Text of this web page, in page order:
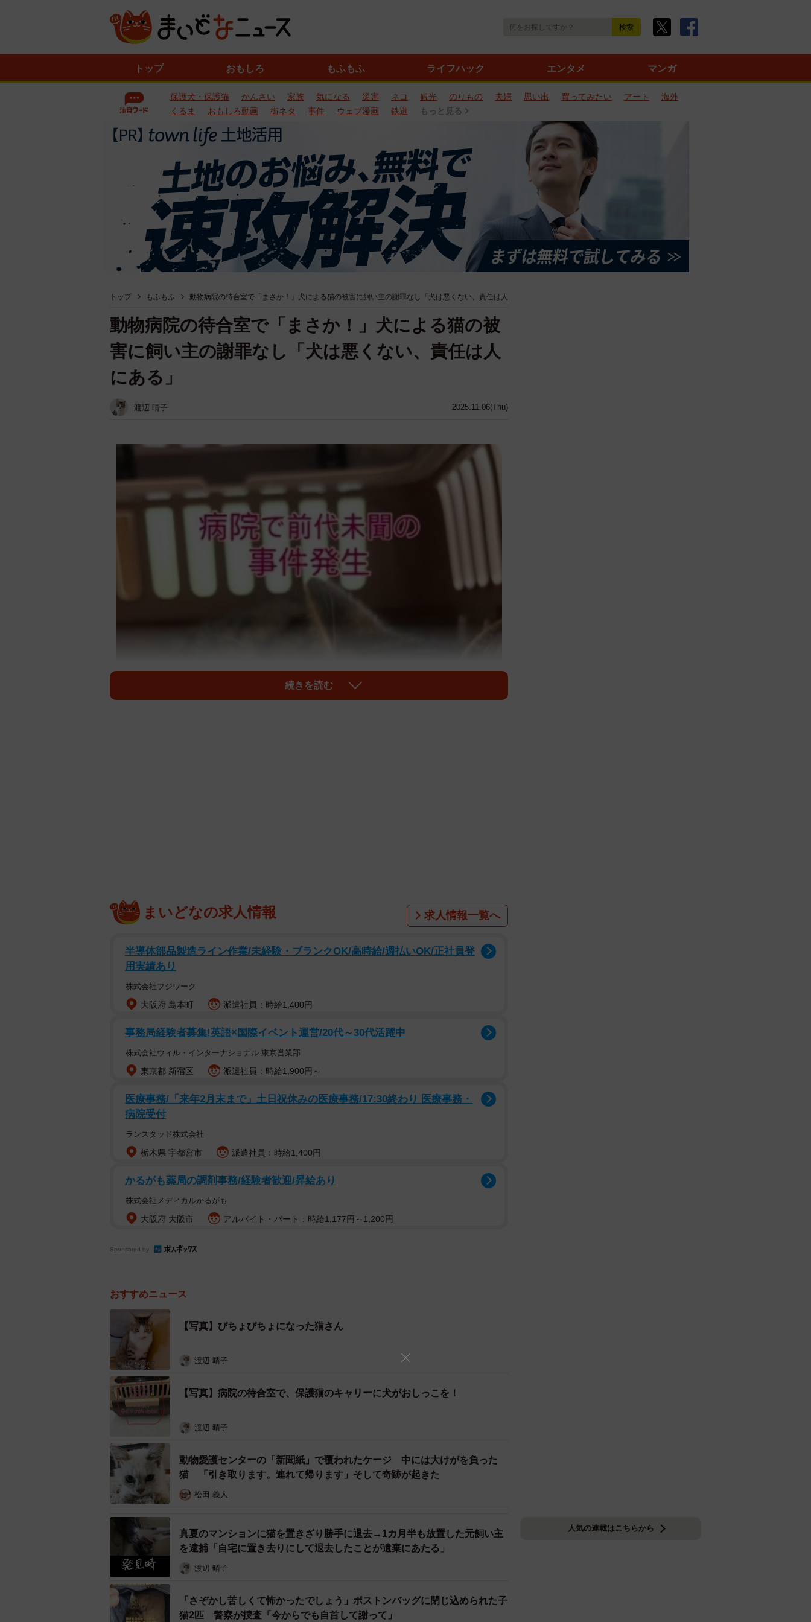
トップ おもしろ もふもふ ライフハック エンタメ マンガ
保護犬・保護猫 かんさい 家族 気になる 災害 ネコ 観光 のりもの 夫婦 思い出 買ってみたい アート
海外
くるま
おもしろ動画 街ネタ 事件 ウェブ漫画 鉄道 もっと見る
トップ もふもふ 動物病院の待合室で「まさか！」犬による猫の被害に飼い主の謝罪なし「犬は悪くない、責任は人
2025.11.06(Thu)
動物病院の待合室で「まさか！」犬による猫の被
害に飼い主の謝罪なし「犬は悪くない、責任は人
にある」
渡辺 晴子
病院で前代未聞の”事件”発生（ハッピー アニマルクラブさん提供、Instagramよりキャプチャ撮影）
岩手県で犬猫の保護活動を続ける「ハッピー アニマルクラブ」（@happy.animal.club）が
病院の猫専用待合室で、見知らぬ高齢者が連れていた犬がキャリーに放尿。穴から中まで尿
が入り、キャリー内の保護猫リオくんが背中までびしょ濡れになったという。投稿主に詳し
く聞いた。
11時ごろ、混雑した待合室で起きたこと
当日は午前11時ごろ。座席は予備椅子まで満席で、猫待合室に犬がいる状況だったという。
しっこかけられた！』と声を上げましたが、飼い主さん・スタッフ・周囲の方は固まったま
院長から「申し訳なかった」と一言はあったが、キャリーや猫の消毒などのフォローはな
し。投稿後には「病院を変えた方がいい」との声もあったが、地方では選択肢が少ない現実
もある。
「ここは患畜を大切にしてくれる良い病院でもあります。待合室の導線や注意喚起は課題で
すが、現実的に通い続ける予定です」
続きを読む
まいどなの求人情報 求人情報一覧へ
半導体部品製造ライン作業/未経験・ブランクOK/高時給/週払いOK/正社員登
用実績あり
株式会社フジワーク
大阪府 島本町 派遣社員：時給1,400円
事務局経験者募集!英語×国際イベント運営/20代～30代活躍中
株式会社ウィル・インターナショナル 東京営業部
東京都 新宿区 派遣社員：時給1,900円～
医療事務/「来年2月末まで」土日祝休みの医療事務/17:30終わり 医療事務・
病院受付
ランスタッド株式会社
栃木県 宇都宮市 派遣社員：時給1,400円
かるがも薬局の調剤事務/経験者歓迎/昇給あり
株式会社メディカルかるがも
大阪府 大阪市 アルバイト・パート：時給1,177円～1,200円
Sponsored by
おすすめニュース
【写真】びちょびちょになった猫さん
渡辺 晴子
【写真】病院の待合室で、保護猫のキャリーに犬がおしっこを！
渡辺 晴子
動物愛護センターの「新聞紙」で覆われたケージ 中には大けがを負った
猫 「引き取ります。連れて帰ります」そして奇跡が起きた
松田 義人
真夏のマンションに猫を置きざり勝手に退去→1カ月半も放置した元飼い主
を逮捕「自宅に置き去りにして退去したことが遺棄にあたる」
渡辺 晴子
「さぞかし苦しくて怖かったでしょう」ボストンバッグに閉じ込められた子
猫2匹 警察が捜査「今からでも自首して謝って」
人気の連載はこちらから